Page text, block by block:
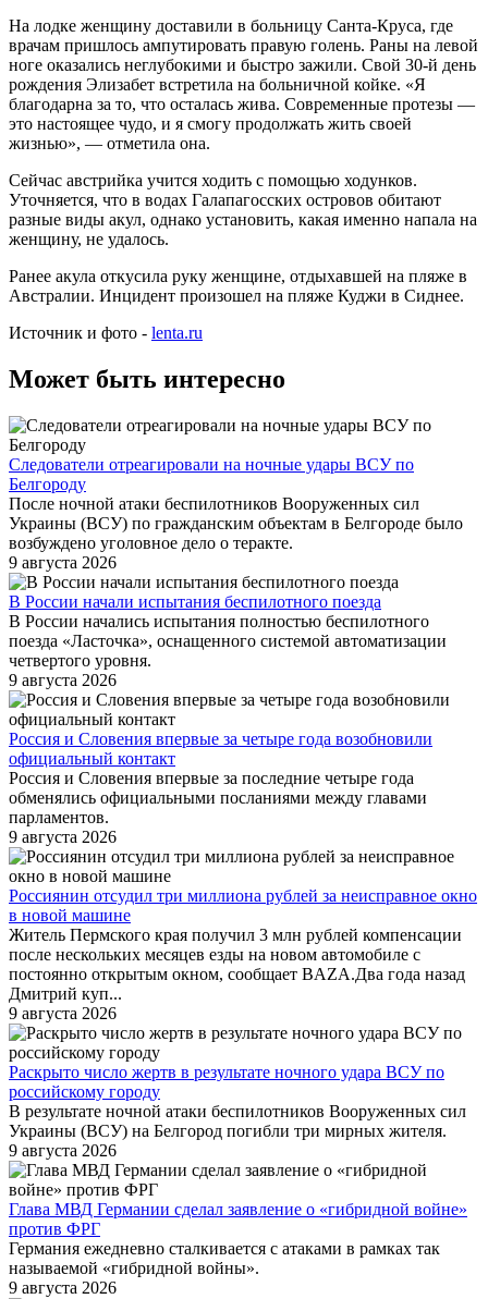
На лодке женщину доставили в больницу Санта-Круса, где
врачам пришлось ампутировать правую голень. Раны на левой
ноге оказались неглубокими и быстро зажили. Свой 30-й день
рождения Элизабет встретила на больничной койке. «Я
благодарна за то, что осталась жива. Современные протезы —
это настоящее чудо, и я смогу продолжать жить своей
жизнью», — отметила она.
Сейчас австрийка учится ходить с помощью ходунков.
Уточняется, что в водах Галапагосских островов обитают
разные виды акул, однако установить, какая именно напала на
женщину, не удалось.
Ранее акула откусила руку женщине, отдыхавшей на пляже в
Австралии. Инцидент произошел на пляже Куджи в Сиднее.
Источник и фото - lenta.ru
Может быть интересно
Следователи отреагировали на ночные удары ВСУ по
Белгороду
После ночной атаки беспилотников Вооруженных сил
Украины (ВСУ) по гражданским объектам в Белгороде было
возбуждено уголовное дело о теракте.
9 августа 2026
В России начали испытания беспилотного поезда
В России начались испытания полностью беспилотного
поезда «Ласточка», оснащенного системой автоматизации
четвертого уровня.
9 августа 2026
Россия и Словения впервые за четыре года возобновили
официальный контакт
Россия и Словения впервые за последние четыре года
обменялись официальными посланиями между главами
парламентов.
9 августа 2026
Россиянин отсудил три миллиона рублей за неисправное окно
в новой машине
Житель Пермского края получил 3 млн рублей компенсации
после нескольких месяцев езды на новом автомобиле с
постоянно открытым окном, сообщает BAZA.Два года назад
Дмитрий куп...
9 августа 2026
Раскрыто число жертв в результате ночного удара ВСУ по
российскому городу
В результате ночной атаки беспилотников Вооруженных сил
Украины (ВСУ) на Белгород погибли три мирных жителя.
9 августа 2026
Глава МВД Германии сделал заявление о «гибридной войне»
против ФРГ
Германия ежедневно сталкивается с атаками в рамках так
называемой «гибридной войны».
9 августа 2026